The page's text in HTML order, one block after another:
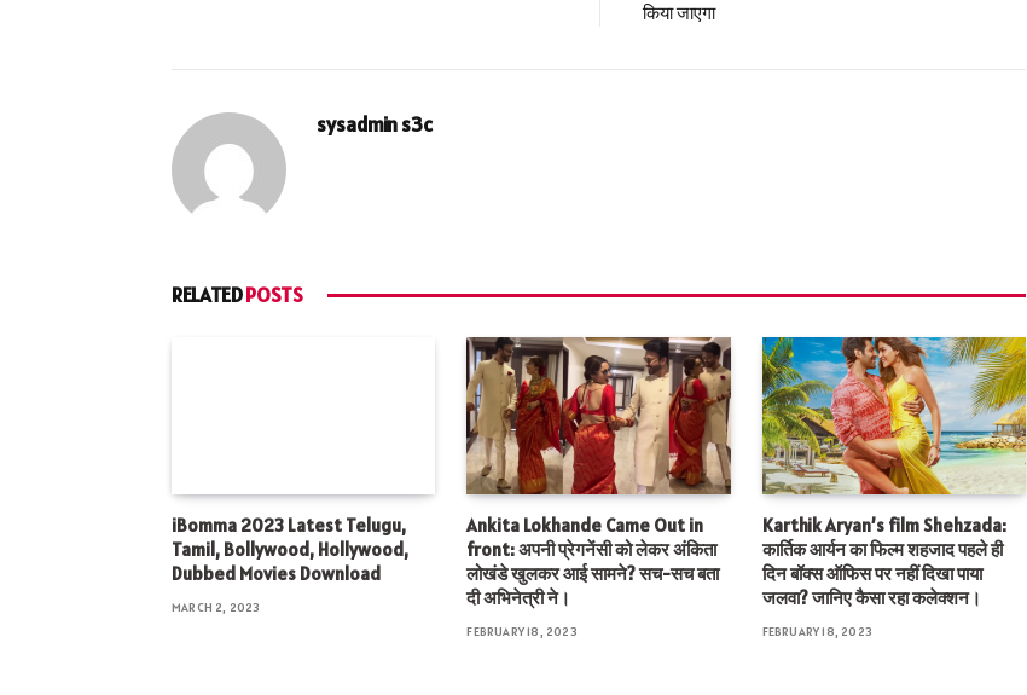
किया जाएगा
sysadmin s3c
RELATEDPOSTS
iBomma 2023 Latest Telugu,
Tamil, Bollywood, Hollywood,
Dubbed Movies Download
MARCH 2, 2023
Ankita Lokhande Came Out in
front: अपनी प्रेगनेंसी को लेकर अंकिता
लोखंडे खुलकर आई सामने? सच-सच बता
दी अभिनेत्री ने।
FEBRUARY 18, 2023
Karthik Aryan’s film Shehzada:
कार्तिक आर्यन का फिल्म शहजाद पहले ही
दिन बॉक्स ऑफिस पर नहीं दिखा पाया
जलवा? जानिए कैसा रहा कलेक्शन।
FEBRUARY 18, 2023